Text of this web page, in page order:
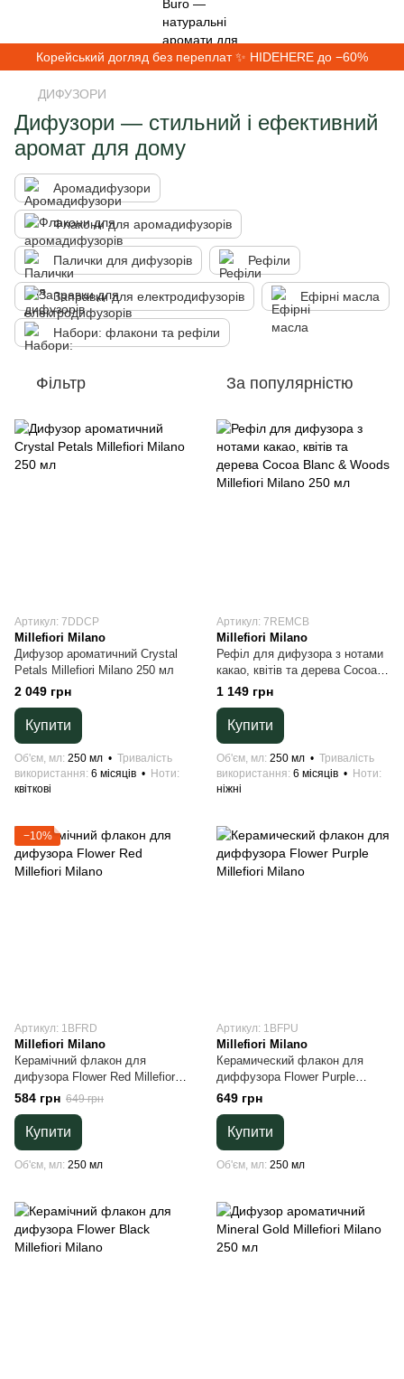
Корейський догляд без переплат ✨ HIDEHERE до −60%
ДИФУЗОРИ
Дифузори — стильний і ефективний
аромат для дому
Аромадифузори
Флакони для аромадифузорів
Палички для дифузорів Рефіли
Заправки для електродифузорів Ефірні масла
Набори: флакони та рефіли
Фільтр За популярністю
Артикул: 7DDCP
Millefiori Milano
Дифузор ароматичний Crystal
Petals Millefiori Milano 250 мл
2 049 грн
Купити
Об'єм, мл 250 мл
Тривалість
використання 6 місяців
Ноти
квіткові
Артикул: 7REMCB
Millefiori Milano
Рефіл для дифузора з нотами
какао, квітів та дерева Cocoa
Blanc & Woods Millefiori Milano
1 149 грн
Купити
Об'єм, мл 250 мл
Тривалість
використання 6 місяців
Ноти
ніжні
−10%
Артикул: 1BFRD
Millefiori Milano
Керамічний флакон для
дифузора Flower Red Millefiori
Milano
584 грн 649 грн
Купити
Об'єм, мл 250 мл
Артикул: 1BFPU
Millefiori Milano
Керамический флакон для
диффузора Flower Purple
Millefiori Milano
649 грн
Купити
Об'єм, мл 250 мл